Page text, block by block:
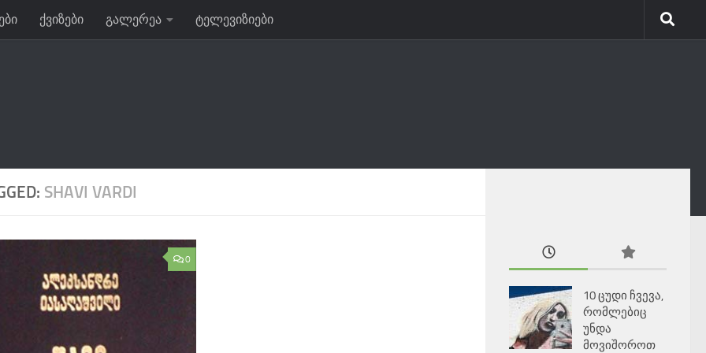
ქვიზები გალერეა ტელევიზიები
SHAVI VARDI
0
10 ცუდი ჩვევა,
რომლებიც
უნდა
მოვიშოროთ